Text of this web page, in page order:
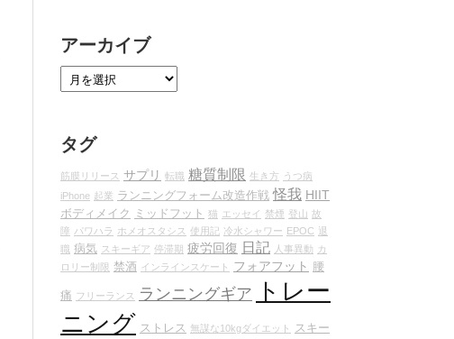
アーカイブ
タグ
筋膜リリース サプリ 転職 糖質制限 生き方
うつ病
iPhone 起業 ランニングフォーム改造作戦 怪我 HIIT
ボディメイク ミッドフット 猫 エッセイ 禁煙 登山 故
障 パワハラ ホメオスタシス 使用記 冷水シャワー EPOC 退
職 病気 スキーギア 停滞期 疲労回復 日記 人事異動 カ
ロリー制限 禁酒 インラインスケート フォアフット 腰
痛 フリーランス ランニングギア
トレー
ニング ストレス 無謀な10kgダイエット
スキー